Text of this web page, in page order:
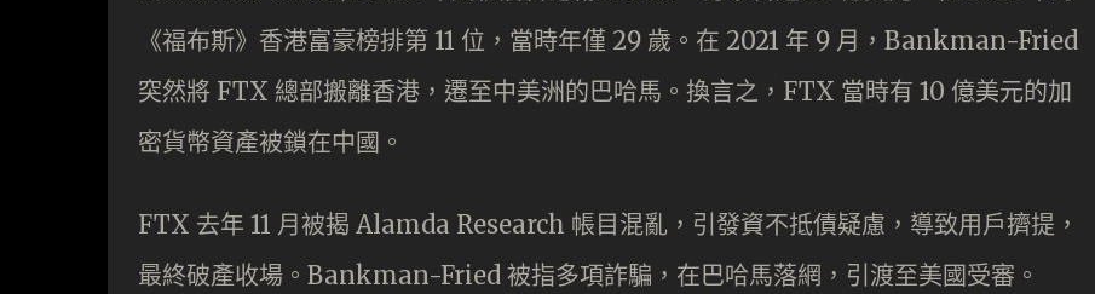
《福布斯》香港富豪榜排第 11 位，當時年僅 29 歲。在 2021 年 9 月，Bankman-Fried
突然將 FTX 總部搬離香港，遷至中美洲的巴哈馬。換言之，FTX 當時有 10 億美元的加
密貨幣資產被鎖在中國。
FTX 去年 11 月被揭 Alamda Research 帳目混亂，引發資不抵債疑慮，導致用戶擠提，
最終破產收場。Bankman-Fried 被指多項詐騙，在巴哈馬落網，引渡至美國受審。